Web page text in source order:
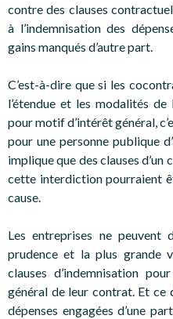
contre des clauses
à l’indemnisation des
gains manqués d’autre part.
C’est-à-dire que si les
l’étendue et les modalités de
pour motif d’intérêt général,
pour une personne publique
implique que des clauses
cette interdiction pourraient
cause.
Les entreprises ne peuvent
prudence et la plus grande
clauses d’indemnisation
général de leur contrat. Et ce
dépenses engagées d’une